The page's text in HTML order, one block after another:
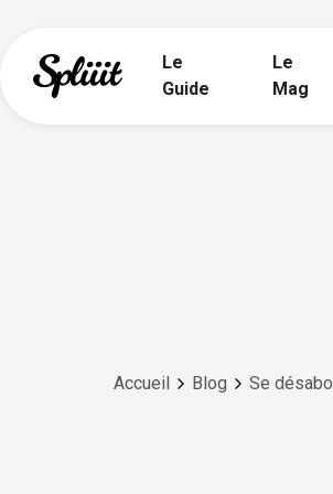
Le
Guide
Le
Mag
Accueil Blog Se